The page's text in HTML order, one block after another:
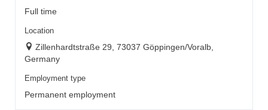
Full time
Location
Zillenhardtstraße 29, 73037 Göppingen/Voralb,
Germany
Employment type
Permanent employment